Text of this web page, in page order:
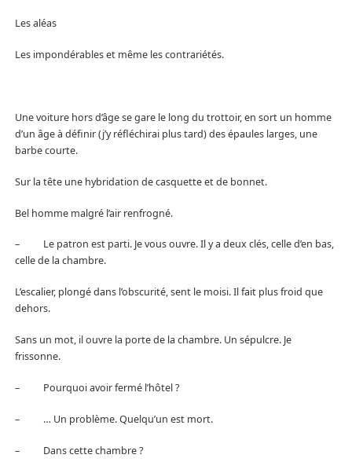
Les aléas
Les impondérables et même les contrariétés.
Une voiture hors d’âge se gare le long du trottoir, en sort un homme
d’un âge à définir (j’y réfléchirai plus tard) des épaules larges, une
barbe courte.
Sur la tête une hybridation de casquette et de bonnet.
Bel homme malgré l’air renfrogné.
– Le patron est parti. Je vous ouvre. Il y a deux clés, celle d’en bas,
celle de la chambre.
L’escalier, plongé dans l’obscurité, sent le moisi. Il fait plus froid que
dehors.
Sans un mot, il ouvre la porte de la chambre. Un sépulcre. Je
frissonne.
– Pourquoi avoir fermé l’hôtel ?
– … Un problème. Quelqu’un est mort.
– Dans cette chambre ?